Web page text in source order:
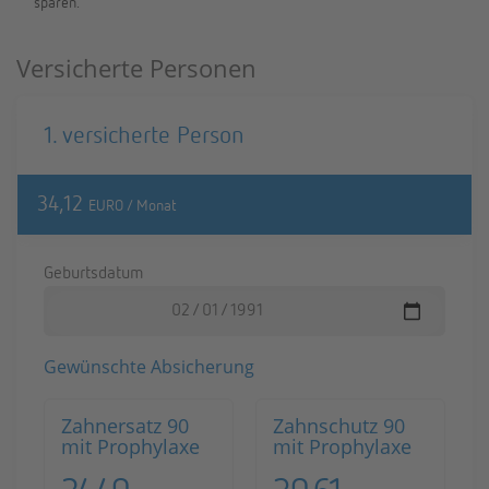
spa­ren.
Versicherte Personen
1. ver­si­cher­te Per­son
34,12 EURO / Monat
Ge­burts­da­tum
Ge­wünsch­te Ab­si­che­rung
Zahn­ersatz 90
mit Pro­phy­la­xe
Zahn­schutz 90
mit Pro­phy­la­xe